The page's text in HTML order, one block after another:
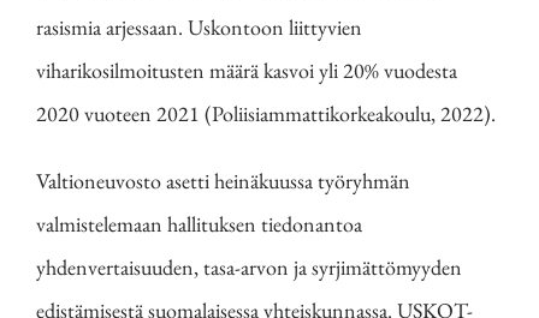
rasismia arjessaan. Uskontoon liittyvien
viharikosilmoitusten määrä kasvoi yli 20% vuodesta
2020 vuoteen 2021 (Poliisiammattikorkeakoulu, 2022).
Valtioneuvosto asetti heinäkuussa työryhmän
valmistelemaan hallituksen tiedonantoa
yhdenvertaisuuden, tasa-arvon ja syrjimättömyyden
edistämisestä suomalaisessa yhteiskunnassa. USKOT-